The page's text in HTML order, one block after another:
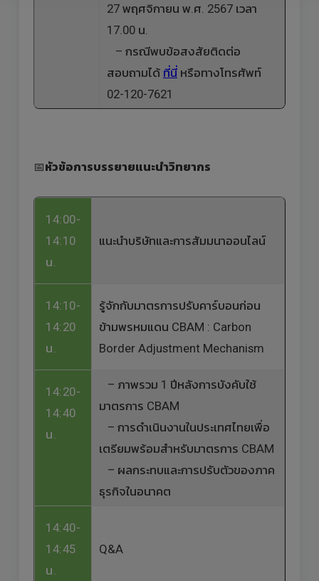
27 พฤศจิกายน พ.ศ. 2567 เวลา
17.00 น.
– กรณีพบข้อสงสัยติดต่อ
สอบถามได้ ที่นี่ หรือทางโทรศัพท์
02-120-7621
📅หัวข้อการบรรยายแนะนำวิทยากร
14:00-
14:10
น.
แนะนำบริษัทและการสัมมนาออนไลน์
14:10-
14:20
น.
รู้จักกับมาตรการปรับคาร์บอนก่อน
ข้ามพรหมแดน CBAM : Carbon
Border Adjustment Mechanism
14:20-
14:40
น.
– ภาพรวม 1 ปีหลังการบังคับใช้
มาตรการ CBAM
– การดำเนินงานในประเทศไทยเพื่อ
เตรียมพร้อมสำหรับมาตรการ CBAM
– ผลกระทบและการปรับตัวของภาค
ธุรกิจในอนาคต
14:40-
14:45
น.
Q&A